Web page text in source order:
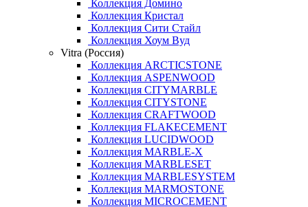
Коллекция Домино
Коллекция Кристал
Коллекция Сити Стайл
Коллекция Хоум Вуд
Vitra (Россия)
Коллекция ARCTICSTONE
Коллекция ASPENWOOD
Коллекция CITYMARBLE
Коллекция CITYSTONE
Коллекция CRAFTWOOD
Коллекция FLAKECEMENT
Коллекция LUCIDWOOD
Коллекция MARBLE-X
Коллекция MARBLESET
Коллекция MARBLESYSTEM
Коллекция MARMOSTONE
Коллекция MICROCEMENT